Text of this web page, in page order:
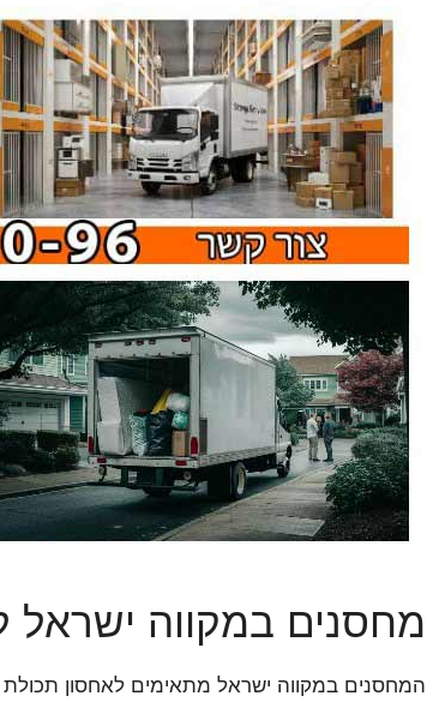
מחסנים במקווה ישראל
המחסנים במקווה ישראל מתאימים לאחסון תכולת